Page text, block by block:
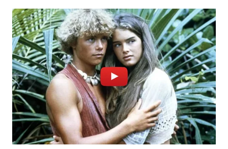
NEWS
WAHANA
TANI
WAHANA
ADVOKAT
WAHANA
INFRASTRUKTUR